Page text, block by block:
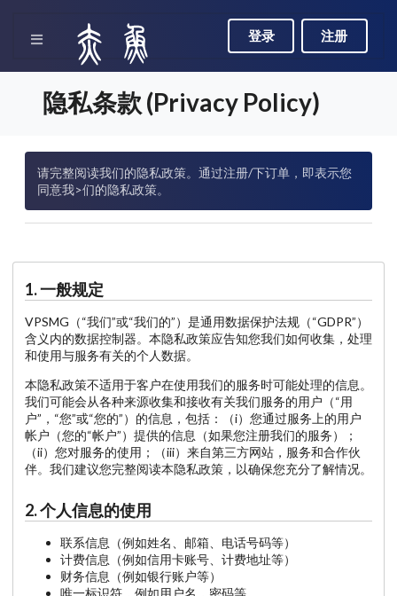
登录 注册
隐私条款 (Privacy Policy)
请完整阅读我们的隐私政策。通过注册/下订单，即表示您
同意我>们的隐私政策。
1. 一般规定
VPSMG（“我们”或“我们的”）是通用数据保护法规（“GDPR”）
含义内的数据控制器。本隐私政策应告知您我们如何收集，处理
和使用与服务有关的个人数据。
本隐私政策不适用于客户在使用我们的服务时可能处理的信息。
我们可能会从各种来源收集和接收有关我们服务的用户（“用
户”，“您”或“您的”）的信息，包括：（i）您通过服务上的用户
帐户（您的“帐户”）提供的信息（如果您注册我们的服务）；
（ii）您对服务的使用；（iii）来自第三方网站，服务和合作伙
伴。我们建议您完整阅读本隐私政策，以确保您充分了解情况。
2. 个人信息的使用
联系信息（例如姓名、邮箱、电话号码等）
计费信息（例如信用卡账号、计费地址等）
财务信息（例如银行账户等）
唯一标识符，例如用户名，密码等